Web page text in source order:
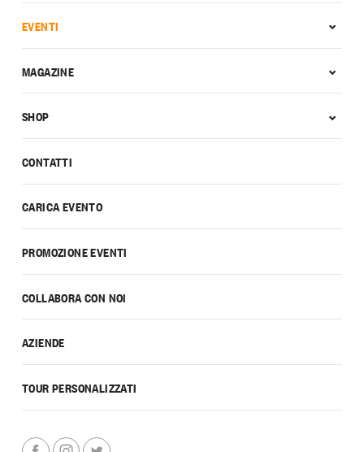
CONTATTI
CARICA EVENTO
PROMOZIONE EVENTI
COLLABORA CON NOI
AZIENDE
TOUR PERSONALIZZATI
EVENTI
MAGAZINE
SHOP